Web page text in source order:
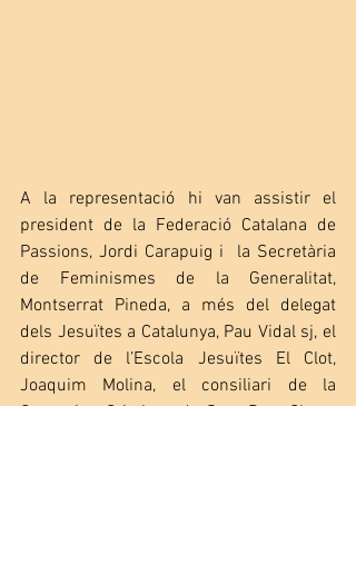
A la representació hi van assistir el
president de la Federació Catalana de
Passions, Jordi Carapuig i  la Secretària
de Feminismes de la Generalitat,
Montserrat Pineda, a més del delegat
dels Jesuïtes a Catalunya, Pau Vidal sj, el
director de l’Escola Jesuïtes El Clot,
Joaquim Molina, el consiliari de la
Comunitat Cristiana de Sant Pere Claver